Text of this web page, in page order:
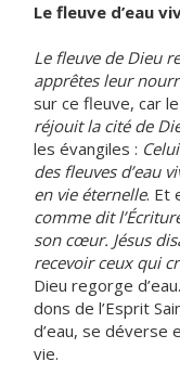
Le fleuve d’eau
Le fleuve de Dieu
apprêtes leur
sur ce fleuve, car
réjouit la cité de
les évangiles :
des fleuves d’eau
en vie éternelle. Et
comme dit
son cœur. Jésus
recevoir ceux qui
Dieu regorge
dons de l’Esprit
d’eau, se déverse
vie.